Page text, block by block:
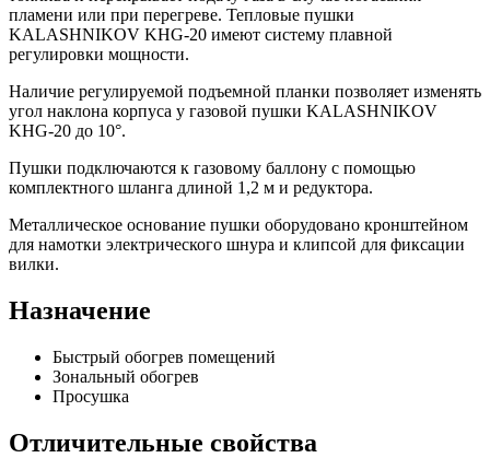
пламени или при перегреве. Тепловые пушки
KALASHNIKOV KHG-20 имеют систему плавной
регулировки мощности.
Наличие регулируемой подъемной планки позволяет изменять
угол наклона корпуса у газовой пушки KALASHNIKOV
KHG-20 до 10°.
Пушки подключаются к газовому баллону с помощью
комплектного шланга длиной 1,2 м и редуктора.
Металлическое основание пушки оборудовано кронштейном
для намотки электрического шнура и клипсой для фиксации
вилки.
Назначение
Быстрый обогрев помещений
Зональный обогрев
Просушка
Отличительные свойства